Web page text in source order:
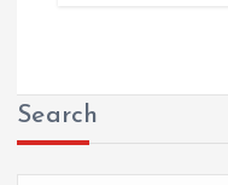
Search